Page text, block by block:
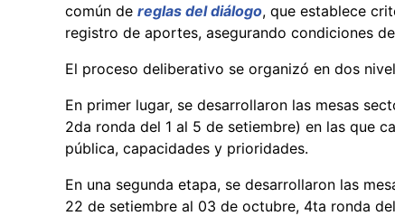
común de reglas del diálogo, que establece
registro de aportes, asegurando condiciones
El proceso deliberativo se organizó en dos
En primer lugar, se desarrollaron las mesas
2da ronda del 1 al 5 de setiembre) en las que
pública, capacidades y prioridades.
En una segunda etapa, se desarrollaron las
22 de setiembre al 03 de octubre, 4ta ronda